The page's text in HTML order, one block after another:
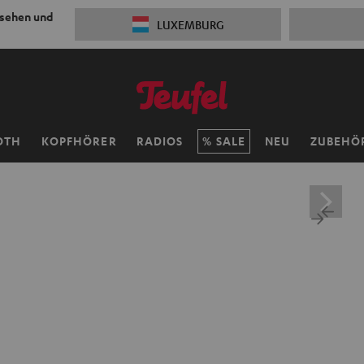
und LUXEMBURG
KOPFHÖRER RADIOS SALE NEU